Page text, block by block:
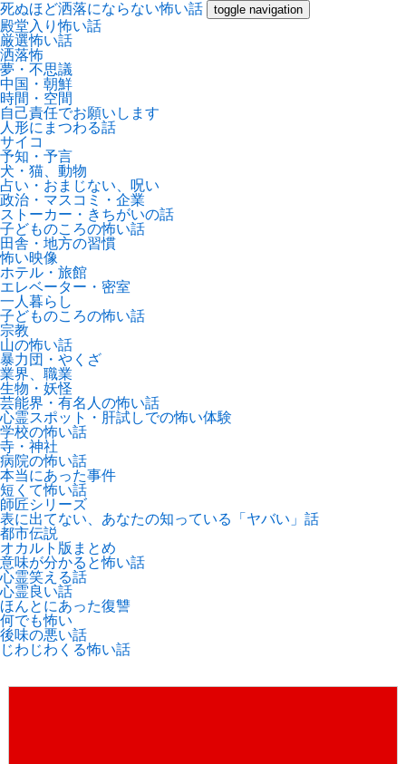
死ぬほど洒落にならない怖い話 toggle navigation
殿堂入り怖い話
厳選怖い話
洒落怖
夢・不思議
中国・朝鮮
時間・空間
自己責任でお願いします
人形にまつわる話
サイコ
予知・予言
犬・猫、動物
占い・おまじない、呪い
政治・マスコミ・企業
ストーカー・きちがいの話
子どものころの怖い話
田舎・地方の習慣
怖い映像
ホテル・旅館
エレベーター・密室
一人暮らし
子どものころの怖い話
宗教
山の怖い話
暴力団・やくざ
業界、職業
生物・妖怪
芸能界・有名人の怖い話
心霊スポット・肝試しでの怖い体験
学校の怖い話
寺・神社
病院の怖い話
本当にあった事件
短くて怖い話
師匠シリーズ
表に出てない、あなたの知っている「ヤバい」話
都市伝説
オカルト版まとめ
意味が分かると怖い話
心霊笑える話
心霊良い話
ほんとにあった復讐
何でも怖い
後味の悪い話
じわじわくる怖い話